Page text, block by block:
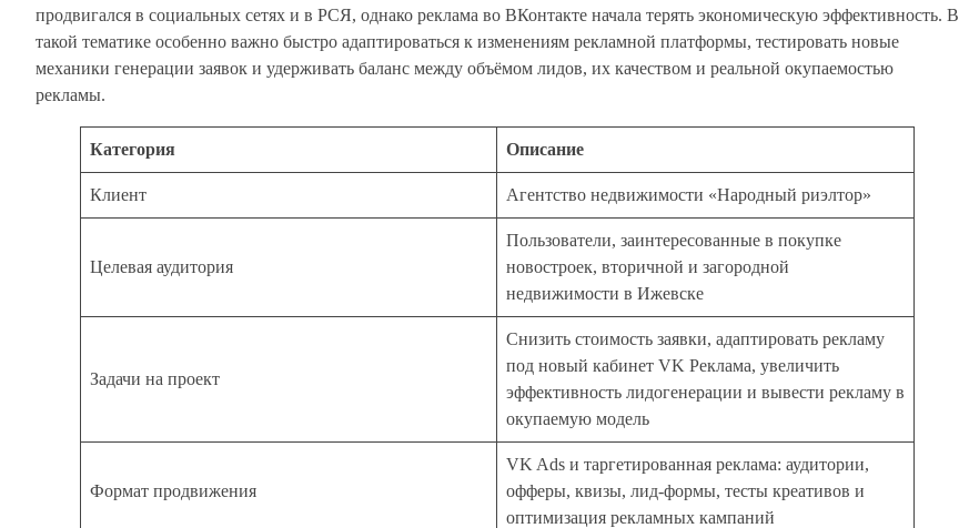
продвигался в социальных сетях и в РСЯ, однако реклама во ВКонтакте начала терять экономическую эффективность. В
такой тематике особенно важно быстро адаптироваться к изменениям рекламной платформы, тестировать новые
механики генерации заявок и удерживать баланс между объёмом лидов, их качеством и реальной окупаемостью
рекламы.
Категория Описание
Клиент Агентство недвижимости «Народный риэлтор»
Целевая аудитория
Пользователи, заинтересованные в покупке
новостроек, вторичной и загородной
недвижимости в Ижевске
Задачи на проект
Снизить стоимость заявки, адаптировать рекламу
под новый кабинет VK Реклама, увеличить
эффективность лидогенерации и вывести рекламу в
окупаемую модель
Формат продвижения
VK Ads и таргетированная реклама: аудитории,
офферы, квизы, лид-формы, тесты креативов и
оптимизация рекламных кампаний